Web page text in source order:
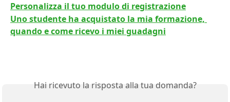
Personalizza il tuo modulo di registrazione
Uno studente ha acquistato la mia formazione,
quando e come ricevo i miei guadagni
Hai ricevuto la risposta alla tua domanda?